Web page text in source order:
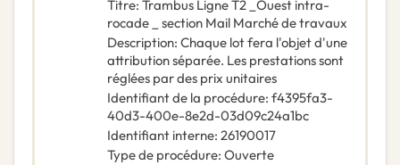
Titre: Trambus Ligne T2 _Ouest intra-
rocade _ section Mail Marché de travaux
Description: Chaque lot fera l'objet d'une
attribution séparée. Les prestations sont
réglées par des prix unitaires
Identifiant de la procédure: f4395fa3-
40d3-400e-8e2d-03d09c24a1bc
Identifiant interne: 26190017
Type de procédure: Ouverte